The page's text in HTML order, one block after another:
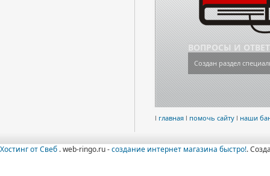
ВОПРОСЫ И
Создан раздел
l главная l помочь сайту l наши
Хостинг от Свеб . web-ringo.ru -создание интернет магазина быстро!.